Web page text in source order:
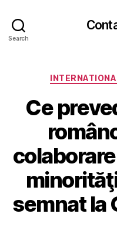
Search
Ce
semnat la